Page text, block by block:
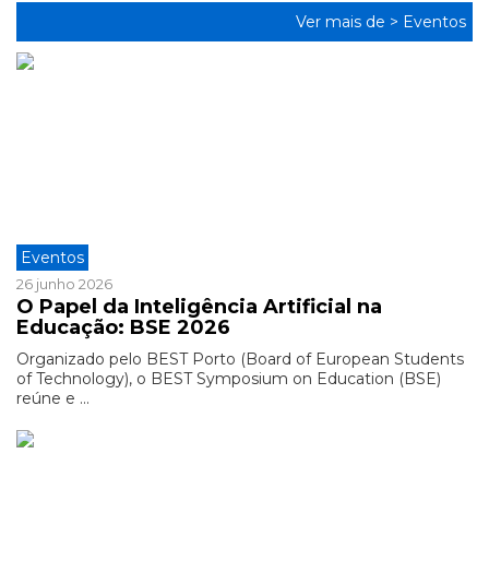
Ver mais de > Eventos
Eventos
26 junho 2026
O Papel da Inteligência Artificial na
Educação: BSE 2026
Organizado pelo BEST Porto (Board of European Students
of Technology), o BEST Symposium on Education (BSE)
reúne e ...